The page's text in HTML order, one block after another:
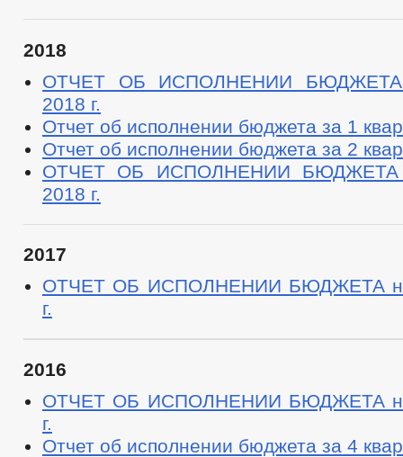
2018
ОТЧЕТ ОБ ИСПОЛНЕНИИ БЮДЖЕТА
2018 г.
Отчет об исполнении бюджета за 1
Отчет об исполнении бюджета за 2
ОТЧЕТ ОБ ИСПОЛНЕНИИ БЮДЖЕТА
2018 г.
2017
ОТЧЕТ ОБ ИСПОЛНЕНИИ БЮДЖЕТА
г.
2016
ОТЧЕТ ОБ ИСПОЛНЕНИИ БЮДЖЕТА
г.
Отчет об исполнении бюджета за 4